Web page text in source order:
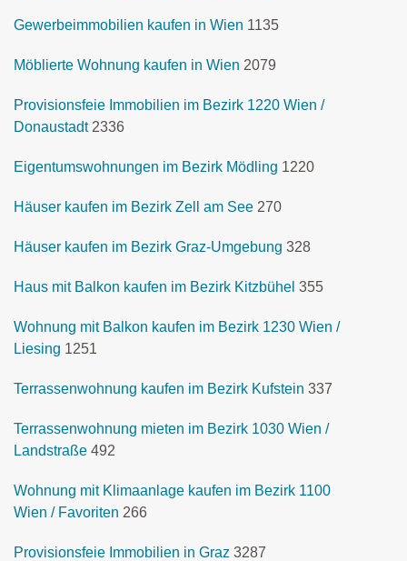
Gewerbeimmobilien kaufen in Wien 1135
Möblierte Wohnung kaufen in Wien 2079
Provisionsfeie Immobilien im Bezirk 1220 Wien /
Donaustadt 2336
Eigentumswohnungen im Bezirk Mödling 1220
Häuser kaufen im Bezirk Zell am See 270
Häuser kaufen im Bezirk Graz-Umgebung 328
Haus mit Balkon kaufen im Bezirk Kitzbühel 355
Wohnung mit Balkon kaufen im Bezirk 1230 Wien /
Liesing 1251
Terrassenwohnung kaufen im Bezirk Kufstein 337
Terrassenwohnung mieten im Bezirk 1030 Wien /
Landstraße 492
Wohnung mit Klimaanlage kaufen im Bezirk 1100
Wien / Favoriten 266
Provisionsfeie Immobilien in Graz 3287